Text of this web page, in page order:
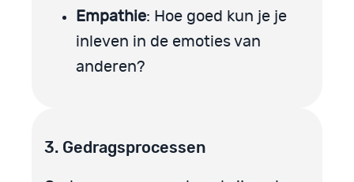
Empathie: Hoe goed kun je je
inleven in de emoties van
anderen?
3. Gedragsprocessen